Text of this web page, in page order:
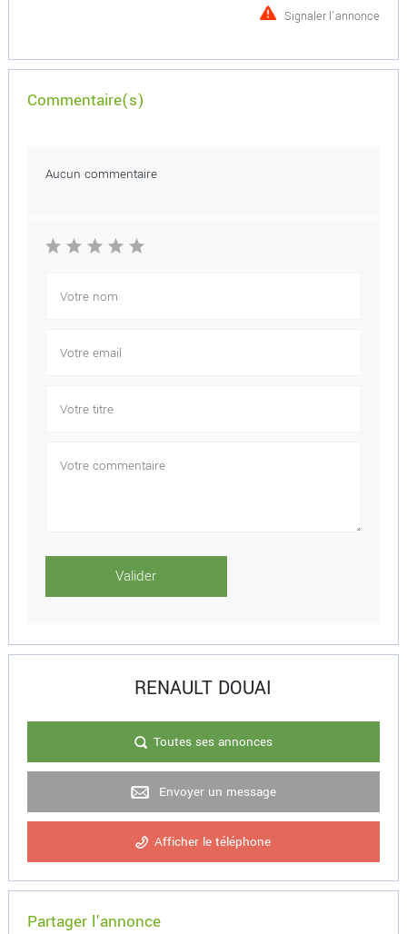
Signaler l'annonce
Commentaire(s)
Aucun commentaire
RENAULT DOUAI
Toutes ses annonces
Envoyer un message
Afficher le téléphone
Partager l'annonce